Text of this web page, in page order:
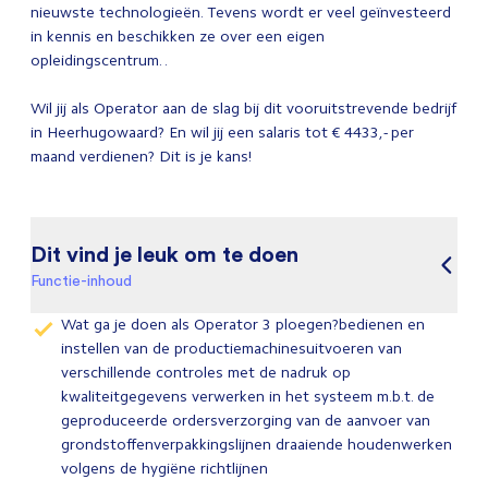
nieuwste technologieën. Tevens wordt er veel geïnvesteerd
in kennis en beschikken ze over een eigen
opleidingscentrum. .
Wil jij als Operator aan de slag bij dit vooruitstrevende bedrijf
in Heerhugowaard? En wil jij een salaris tot € 4433,- per
maand verdienen? Dit is je kans!
Dit vind je leuk om te doen
Functie-inhoud
Wat ga je doen als Operator 3 ploegen?bedienen en
instellen van de productiemachinesuitvoeren van
verschillende controles met de nadruk op
kwaliteitgegevens verwerken in het systeem m.b.t. de
geproduceerde ordersverzorging van de aanvoer van
grondstoffenverpakkingslijnen draaiende houdenwerken
volgens de hygiëne richtlijnen